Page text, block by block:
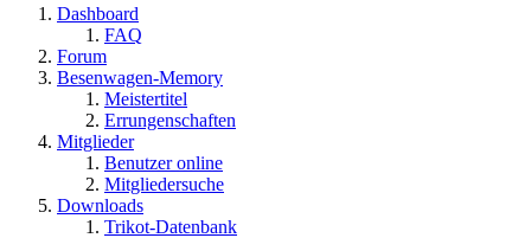
Dashboard
FAQ
Forum
Besenwagen-Memory
Meistertitel
Errungenschaften
Mitglieder
Benutzer online
Mitgliedersuche
Downloads
Trikot-Datenbank